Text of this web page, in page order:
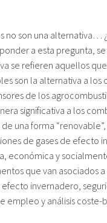
no son una alternativa…
a esta pregunta,
se refieren aquellos
son la alternativa a los
de los
significativa a los
una forma
de gases de efecto
económica y
que van asociados a
invernadero,
empleo y análisis coste-